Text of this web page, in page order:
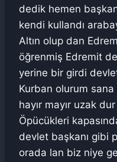
dedik hemen
kendi kullandı
Altın olup dan
öğrenmiş Edremit
yerine bir girdi
Kurban olurum
hayır mayır uzak
Öpücükleri
devlet başkanı gibi
orada lan biz niye